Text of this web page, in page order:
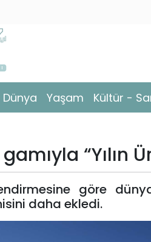
Dünya Yaşam Kültür -
“Yılın
göre
daha ekledi.